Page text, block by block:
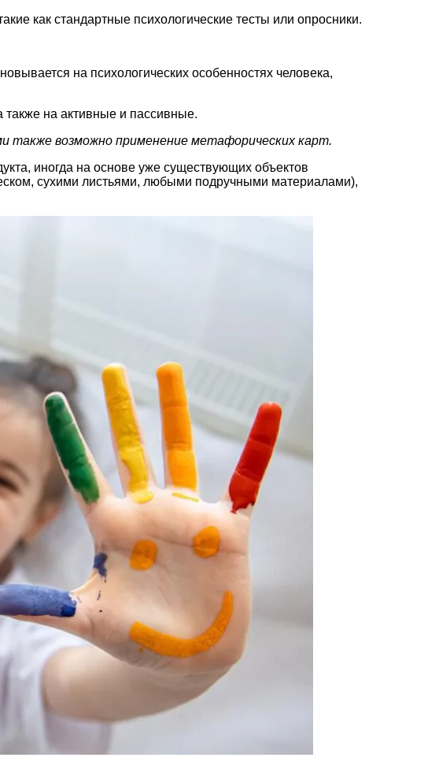
как стандартные психологические тесты или опросники.
на психологических особенностях человека,
на активные и пассивные.
также возможно применение метафорических карт.
иногда на основе уже существующих объектов
сухими листьями, любыми подручными материалами),